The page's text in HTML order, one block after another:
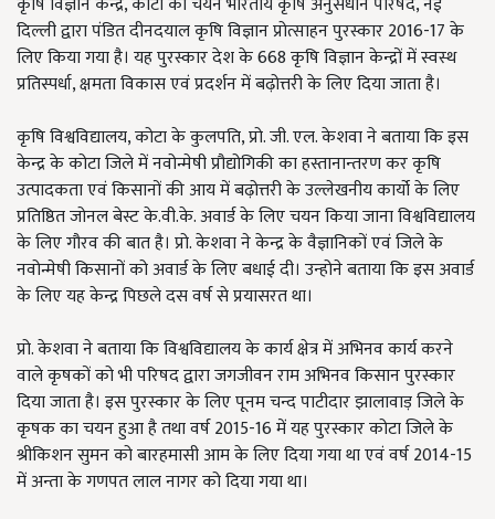
दिल्ली द्वारा पंडित दीनदयाल कृषि विज्ञान प्रोत्साहन पुरस्कार 2016-17 के
लिए किया गया है। यह पुरस्कार देश के 668 कृषि विज्ञान केन्द्रों में स्वस्थ
प्रतिस्पर्धा, क्षमता विकास एवं प्रदर्शन में बढ़ोत्तरी के लिए दिया जाता है।
कृषि विश्वविद्यालय, कोटा के कुलपति, प्रो. जी. एल. केशवा ने बताया कि इस
केन्द्र के कोटा जिले में नवोन्मेषी प्रौद्योगिकी का हस्तानान्तरण कर कृषि
उत्पादकता एवं किसानों की आय में बढ़ोत्तरी के उल्लेखनीय कार्यो के लिए
प्रतिष्ठित जोनल बेस्ट के.वी.के. अवार्ड के लिए चयन किया जाना विश्वविद्यालय
के लिए गौरव की बात है। प्रो. केशवा ने केन्द्र के वैज्ञानिकों एवं जिले के
नवोन्मेषी किसानों को अवार्ड के लिए बधाई दी। उन्होने बताया कि इस अवार्ड
के लिए यह केन्द्र पिछले दस वर्ष से प्रयासरत था।
प्रो. केशवा ने बताया कि विश्वविद्यालय के कार्य क्षेत्र में अभिनव कार्य करने
वाले कृषकों को भी परिषद द्वारा जगजीवन राम अभिनव किसान पुरस्कार
दिया जाता है। इस पुरस्कार के लिए पूनम चन्द पाटीदार झालावाड़ जिले के
कृषक का चयन हुआ है तथा वर्ष 2015-16 में यह पुरस्कार कोटा जिले के
श्रीकिशन सुमन को बारहमासी आम के लिए दिया गया था एवं वर्ष 2014-15
में अन्ता के गणपत लाल नागर को दिया गया था।